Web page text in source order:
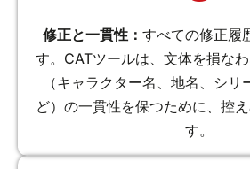
修正と一貫性： すべての修正履
す。CATツールは、文体を損な
（キャラクター名、地名、シ
ど）の一貫性を保つために、控
す。